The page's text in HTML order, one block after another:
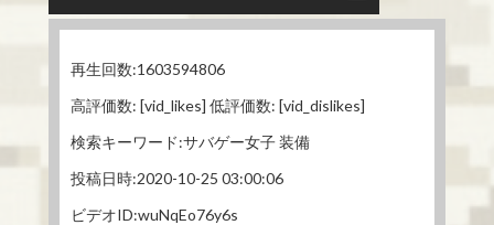
再生回数:1603594806
高評価数: [vid_likes] 低評価数: [vid_dislikes]
検索キーワード:サバゲー女子 装備
投稿日時:2020-10-25 03:00:06
ビデオID:wuNqEo76y6s